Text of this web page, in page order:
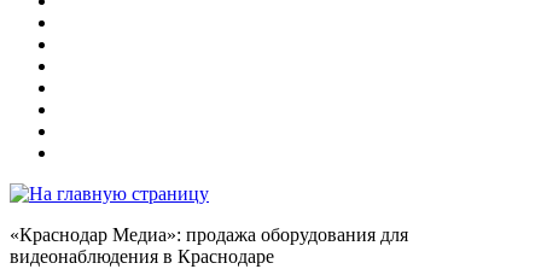
«Краснодар Медиа»: продажа оборудования для
видеонаблюдения в Краснодаре